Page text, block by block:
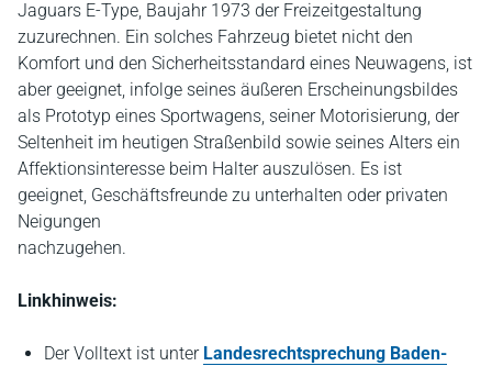
Jaguars E-Type, Baujahr 1973 der Freizeitgestaltung
zuzurechnen. Ein solches Fahrzeug bietet nicht den
Komfort und den Sicherheitsstandard eines Neuwagens, ist
aber geeignet, infolge seines äußeren Erscheinungsbildes
als Prototyp eines Sportwagens, seiner Motorisierung, der
Seltenheit im heutigen Straßenbild sowie seines Alters ein
Affektionsinteresse beim Halter auszulösen. Es ist
geeignet, Geschäftsfreunde zu unterhalten oder privaten
Neigungen
nachzugehen.
Linkhinweis:
Der Volltext ist unter Landesrechtsprechung Baden-